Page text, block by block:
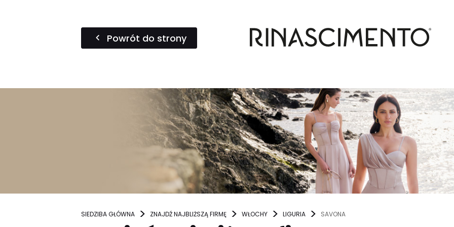
Powrót do strony
SIEDZIBA GŁÓWNA ZNAJDŹ NAJBLIŻSZĄ FIRMĘ WŁOCHY LIGURIA SAVONA